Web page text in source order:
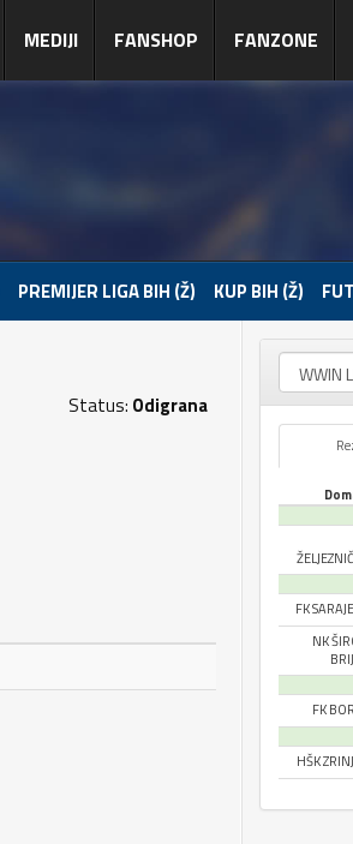
MEDIJI FANSHOP FANZONE
PREMIJER LIGA BIH (Ž) KUP BIH (Ž)
Status: Odigrana
FK
NK
FK
HŠK